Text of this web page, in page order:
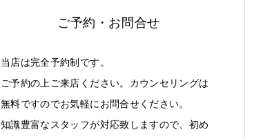
ご予約・お問合せ
当店は完全予約制です。
ご予約の上ご来店ください。カウンセリングは
無料ですのでお気軽にお問合せください。
知識豊富なスタッフが対応致しますので、初め